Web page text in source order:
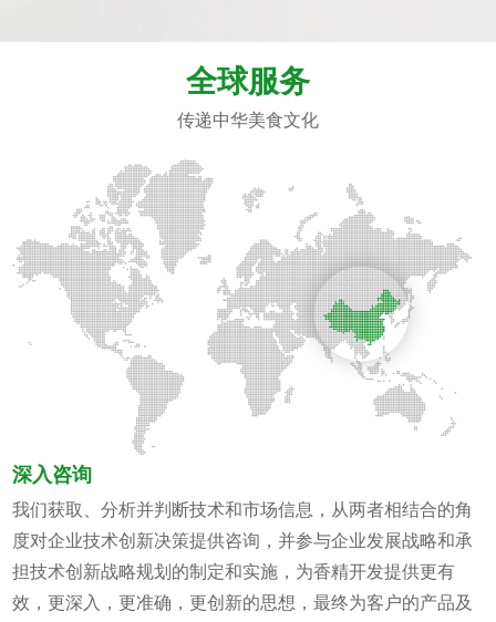
全球服务
传递中华美食文化
深入咨询
我们获取、分析并判断技术和市场信息，从两者相结合的角
度对企业技术创新决策提供咨询，并参与企业发展战略和承
担技术创新战略规划的制定和实施，为香精开发提供更有
效，更深入，更准确，更创新的思想，最终为客户的产品及